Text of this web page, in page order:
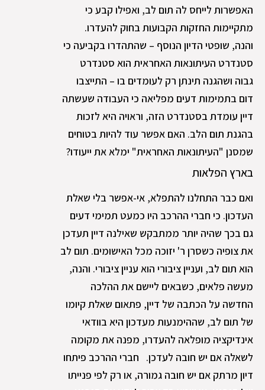
האפשרות לייחס לה תום לב, ואפילו קבע כי
מתקיימות החזקות הקבועות בחוק להעדרו.
והנה, שופטי הדיון הנוסף – שהתהדרו בקביעה כי
סטנדרט העיתונאות האחראית הוא סטנדרט
גבוה ושהגנה תינתן רק לעומדים בו – התייצבו
דום בתמימות דעים מפליאה כי העבודה שעשתה
דיין עומדת בסטנדרט הזה, וראויה היא לזכות
בהגנת תום הלב. האם אפשר עוד להיות בטוחים
שמסנן "העיתונאות האחראית" ימלא את ייעודו?
בארץ הפלאות
ואם כבר התחלנו להתפלא, אי-אפשר בלי שאלת
העדכון. כי חברי ההרכב היו כמעט תמימי דעים
גם בכך שהיה יותר ממתבקש שאילנה דיין תעדכן
את צופיה כשסרן ר' יזוכה מכל האישומים. תום לב
הוא תום לב, ועניין ציבורי הוא עניין ציבורי. והנה,
מעשה פלאים, כשבאים ליישם את ההלכה
החדשה על הכתבה של דיין, פתאום שאלת קיומו
של תום לב, שההימנעות מעדכון היא בוודאי
אינדיקציה מופלאה להעדרו, מפנה את מקומה
לשאלה אם יש חובה לעדכן. חברי ההרכב פיתחו
דיון מרתק אם יש חובה גמורה, או רק לפי פנייתו